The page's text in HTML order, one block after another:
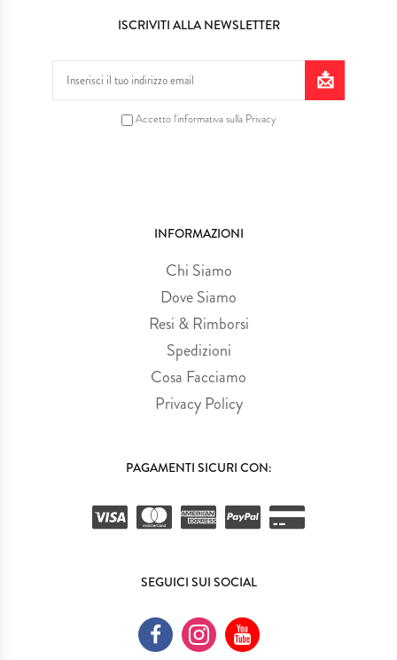
ISCRIVITI ALLA NEWSLETTER
Accetto l'informativa sulla Privacy
INFORMAZIONI
Chi Siamo
Dove Siamo
Resi & Rimborsi
Spedizioni
Cosa Facciamo
Privacy Policy
PAGAMENTI SICURI CON:
SEGUICI SUI SOCIAL